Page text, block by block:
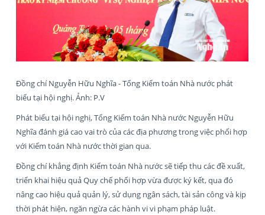
Đồng chí Nguyễn Hữu Nghĩa - Tổng Kiểm toán Nhà nước phát
biểu tại hội nghị. Ảnh: P.V
Phát biểu tại hội nghị, Tổng Kiểm toán Nhà nước Nguyễn Hữu
Nghĩa đánh giá cao vai trò của các địa phương trong việc phối hợp
với Kiểm toán Nhà nước thời gian qua.
Đồng chí khẳng định Kiểm toán Nhà nước sẽ tiếp thu các đề xuất,
triển khai hiệu quả Quy chế phối hợp vừa được ký kết, qua đó
nâng cao hiệu quả quản lý, sử dụng ngân sách, tài sản công và kịp
thời phát hiện, ngăn ngừa các hành vi vi phạm pháp luật.